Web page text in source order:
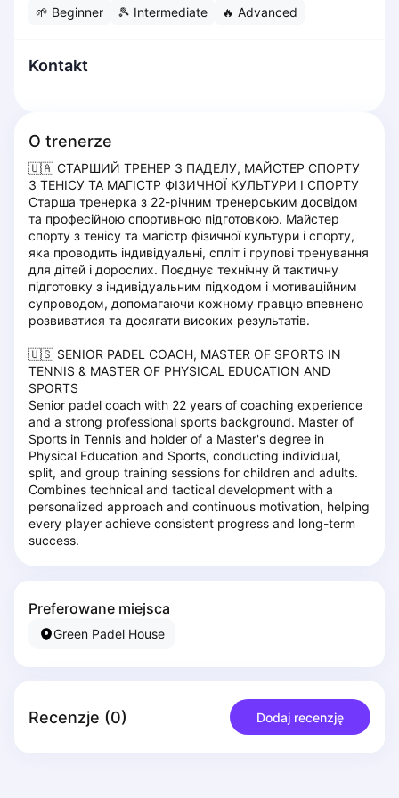
Dabrowa Gornicza
Kalisz
Katowice
Katowice Area
Kielce
Kościerzyna
Krakow
Legionowo
Lodz
Lublin
Nowy Sącz
Olsztyn
Opole
Piaseczno
Poznan
Pruszcz Gdański
Pszczyna
Rzeszow
Siedlce
Torun
Trabki Wielkie
Wroclaw
🌱 Beginner 🎾 Intermediate 🔥 Advanced
Kontakt
O trenerze
🇺🇦 СТАРШИЙ ТРЕНЕР З ПАДЕЛУ, МАЙСТЕР СПОРТУ
З ТЕНІСУ ТА МАГІСТР ФІЗИЧНОЇ КУЛЬТУРИ І СПОРТУ
Старша тренерка з 22-річним тренерським досвідом
та професійною спортивною підготовкою. Майстер
спорту з тенісу та магістр фізичної культури і спорту,
яка проводить індивідуальні, спліт і групові тренування
для дітей і дорослих. Поєднує технічну й тактичну
підготовку з індивідуальним підходом і мотиваційним
супроводом, допомагаючи кожному гравцю впевнено
розвиватися та досягати високих результатів.
🇺🇸 SENIOR PADEL COACH, MASTER OF SPORTS IN
TENNIS & MASTER OF PHYSICAL EDUCATION AND
SPORTS
Senior padel coach with 22 years of coaching experience
and a strong professional sports background. Master of
Sports in Tennis and holder of a Master's degree in
Physical Education and Sports, conducting individual,
split, and group training sessions for children and adults.
Combines technical and tactical development with a
personalized approach and continuous motivation, helping
every player achieve consistent progress and long-term
success.
Preferowane miejsca
Green Padel House
Recenzje (0) Dodaj recenzję